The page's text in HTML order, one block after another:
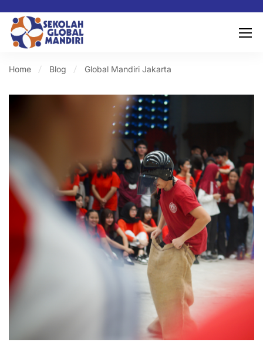
Home Blog Global Mandiri Jakarta